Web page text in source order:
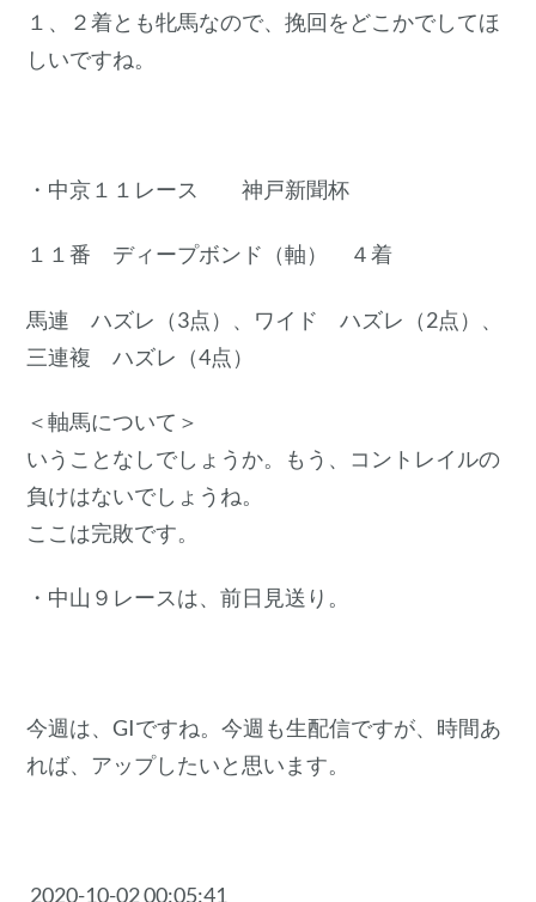
１、２着とも牝馬なので、挽回をどこかでしてほ
しいですね。
・中京１１レース 神戸新聞杯
１１番 ディープボンド（軸） ４着
馬連 ハズレ（3点）、ワイド ハズレ（2点）、
三連複 ハズレ（4点）
＜軸馬について＞
いうことなしでしょうか。もう、コントレイルの
負けはないでしょうね。
ここは完敗です。
・中山９レースは、前日見送り。
今週は、GIですね。今週も生配信ですが、時間あ
れば、アップしたいと思います。
2020-10-02 00:05:41